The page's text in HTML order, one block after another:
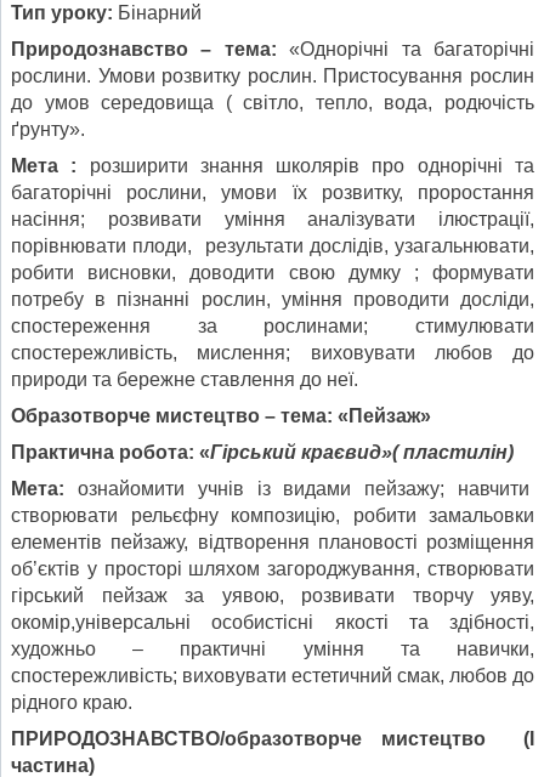
Тип уроку: Бінарний
Природознавство – тема: «Однорічні та багаторічні
рослини. Умови розвитку рослин. Пристосування рослин
до умов середовища ( світло, тепло, вода, родючість
ґрунту».
Мета : розширити знання школярів про однорічні та
багаторічні рослини, умови їх розвитку, проростання
насіння; розвивати уміння аналізувати ілюстрації,
порівнювати плоди, результати дослідів, узагальнювати,
робити висновки, доводити свою думку ; формувати
потребу в пізнанні рослин, уміння проводити досліди,
спостереження за рослинами; стимулювати
спостережливість, мислення; виховувати любов до
природи та бережне ставлення до неї.
Образотворче мистецтво – тема: «Пейзаж»
Практична робота: «Гірський краєвид»( пластилін)
Мета: ознайомити учнів із видами пейзажу; навчити
створювати рельєфну композицію, робити замальовки
елементів пейзажу, відтворення плановості розміщення
об’єктів у просторі шляхом загороджування, створювати
гірський пейзаж за уявою, розвивати творчу уяву,
окомір,універсальні особистісні якості та здібності,
художньо – практичні уміння та навички,
спостережливість; виховувати естетичний смак, любов до
рідного краю.
ПРИРОДОЗНАВСТВО/образотворче мистецтво (І
частина)